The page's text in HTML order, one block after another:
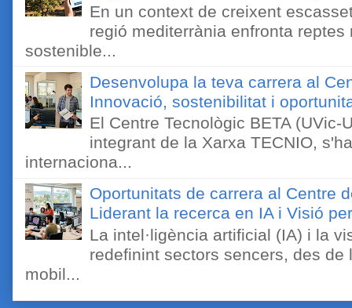
En un context de creixent
regió mediterrània enfronta
sostenible...
Desenvolupa la teva carrera al
Innovació, sostenibilitat i
El Centre Tecnològic BETA (UVic-
integrant de la Xarxa TECNIO,
internaciona...
Oportunitats de carrera al Centre
Liderant la recerca en IA i Visió
La intel·ligència artificial (IA) i la
redefinint sectors sencers, des
mobil...